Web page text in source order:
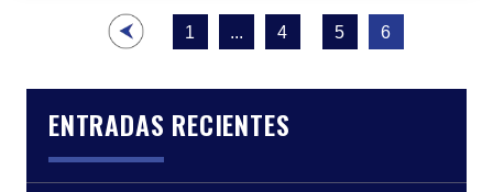
Paginación
entradas
1 ... 4 5 6
ENTRADAS RECIENTES